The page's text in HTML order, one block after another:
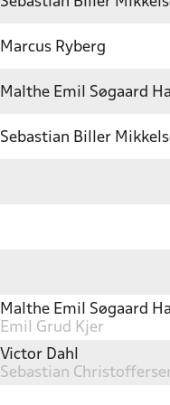
Marcus Ryberg
Malthe Emil Søgaard
Sebastian Biller
Malthe Emil Søgaard
Emil Grud Kjer
Victor Dahl
Sebastian